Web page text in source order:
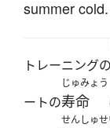
summer cold.
トレーニングの
ートの
じゅみょう
寿命
せんしゅ